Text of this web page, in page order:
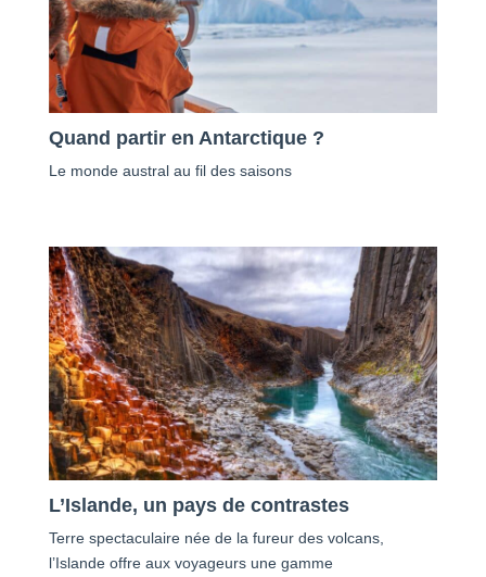
Quand partir en Antarctique ?
Le monde austral au fil des saisons
L’Islande, un pays de contrastes
Terre spectaculaire née de la fureur des volcans,
l’Islande offre aux voyageurs une gamme